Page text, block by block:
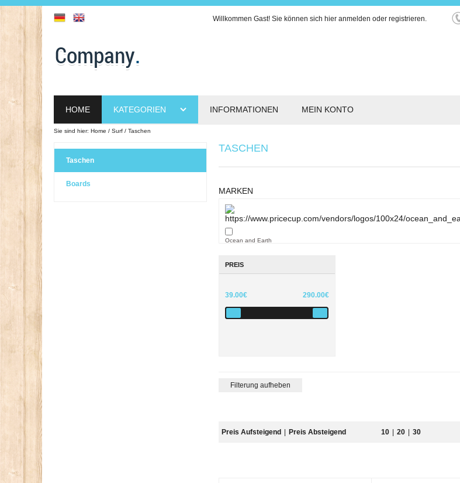
Willkommen Gast! Sie können sich hier anmelden oder registrieren.
HOME KATEGORIEN INFORMATIONEN MEIN KONTO
Sie sind hier: Home Surf Taschen
Taschen
Boards
TASCHEN
MARKEN
Ocean and Earth
PREIS
39.00€ 290.00€
Filterung aufheben
Preis Aufsteigend Preis Absteigend 10 20 30